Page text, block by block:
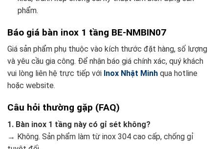
phẩm.
Báo giá bàn inox 1 tầng BE-NMBIN07
Giá sản phẩm phụ thuộc vào kích thước đặt hàng, số lượng
và yêu cầu gia công. Để nhận báo giá chính xác, quý khách
vui lòng liên hệ trực tiếp với Inox Nhật Minh qua hotline
hoặc website.
Câu hỏi thường gặp (FAQ)
1. Bàn inox 1 tầng này có gỉ sét không?
→ Không. Sản phẩm làm từ inox 304 cao cấp, chống gỉ